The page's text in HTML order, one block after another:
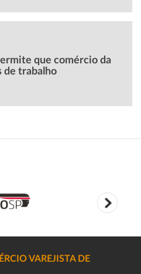
que comércio da
de trabalho
VAREJISTA DE